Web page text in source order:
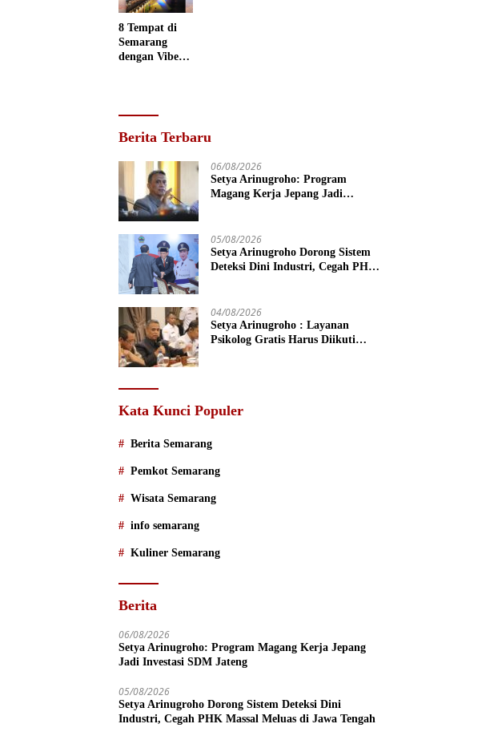
8 Tempat di
Semarang
dengan Vibes
Berita Terbaru
06/08/2026
Setya Arinugroho: Program
Magang Kerja Jepang Jadi
05/08/2026
Setya Arinugroho Dorong Sistem
Deteksi Dini Industri, Cegah PHK
04/08/2026
Setya Arinugroho : Layanan
Psikolog Gratis Harus Diikuti
Kata Kunci Populer
Berita Semarang
Pemkot Semarang
Wisata Semarang
info semarang
Kuliner Semarang
Berita
06/08/2026
Setya Arinugroho: Program Magang Kerja Jepang
Jadi Investasi SDM Jateng
05/08/2026
Setya Arinugroho Dorong Sistem Deteksi Dini
Industri, Cegah PHK Massal Meluas di Jawa Tengah